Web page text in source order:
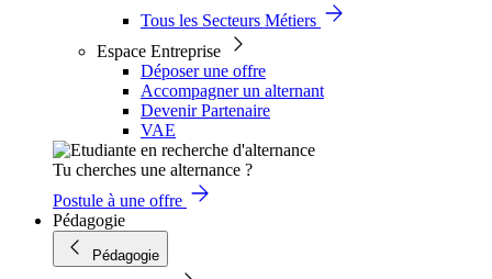
Tous les Secteurs Métiers
Espace Entreprise
Déposer une offre
Accompagner un alternant
Devenir Partenaire
VAE
Tu cherches une alternance ?
Postule à une offre
Pédagogie
Pédagogie